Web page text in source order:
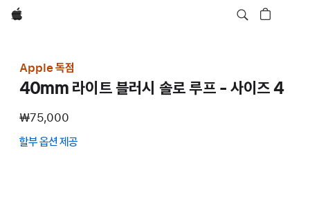
Apple
Apple 독점
40mm 라이트 블러시 솔로 루프 - 사이즈 4
₩75,000
할부 옵션 제공